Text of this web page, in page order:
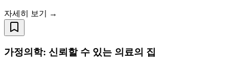
자세히 보기 →
가정의학: 신뢰할 수 있는 의료의 집